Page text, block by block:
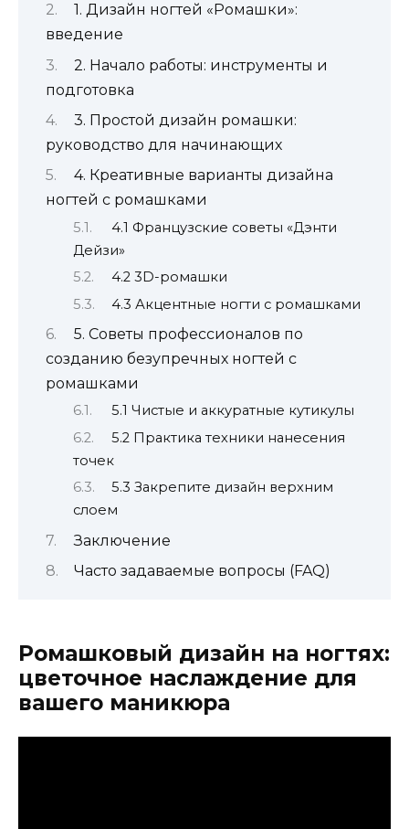
1. Дизайн ногтей «Ромашки»:
введение
2. Начало работы: инструменты и
подготовка
3. Простой дизайн ромашки:
руководство для начинающих
4. Креативные варианты дизайна
ногтей с ромашками
4.1 Французские советы «Дэнти
Дейзи»
4.2 3D-ромашки
4.3 Акцентные ногти с ромашками
5. Советы профессионалов по
созданию безупречных ногтей с
ромашками
5.1 Чистые и аккуратные кутикулы
5.2 Практика техники нанесения
точек
5.3 Закрепите дизайн верхним
слоем
Заключение
Часто задаваемые вопросы (FAQ)
Ромашковый дизайн на ногтях:
цветочное наслаждение для
вашего маникюра